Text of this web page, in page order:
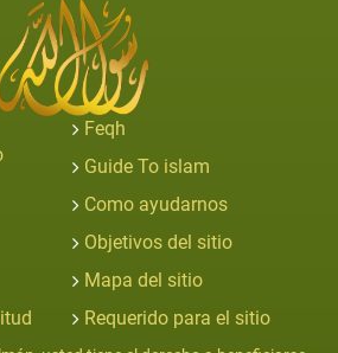
Feqh
Guide To islam
Como ayudarnos
Objetivos del sitio
Mapa del sitio
Requerido para el sitio